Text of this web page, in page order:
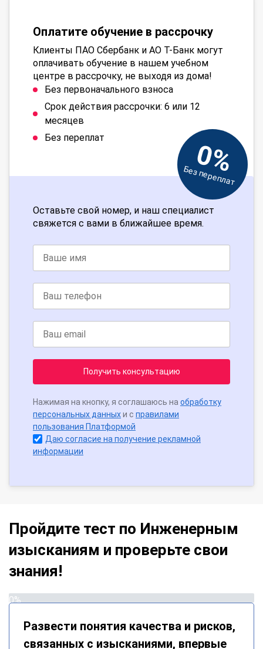
Оплатите обучение в рассрочку
Клиенты ПАО Сбербанк и АО Т-Банк могут
оплачивать обучение в нашем учебном
центре в рассрочку, не выходя из дома!
Без первоначального взноса
Срок действия рассрочки: 6 или 12
месяцев
Без переплат
0%
Без переплат
Оставьте свой номер, и наш специалист
свяжется с вами в ближайшее время.
Получить консультацию
Нажимая на кнопку, я соглашаюсь на обработку
персональных данныхи с правилами
пользования Платформой
Даю согласие на получение рекламной
информации
Пройдите тест по Инженерным
изысканиям и проверьте свои
знания!
0%
Развести понятия качества и рисков,
связанных с изысканиями, впервые